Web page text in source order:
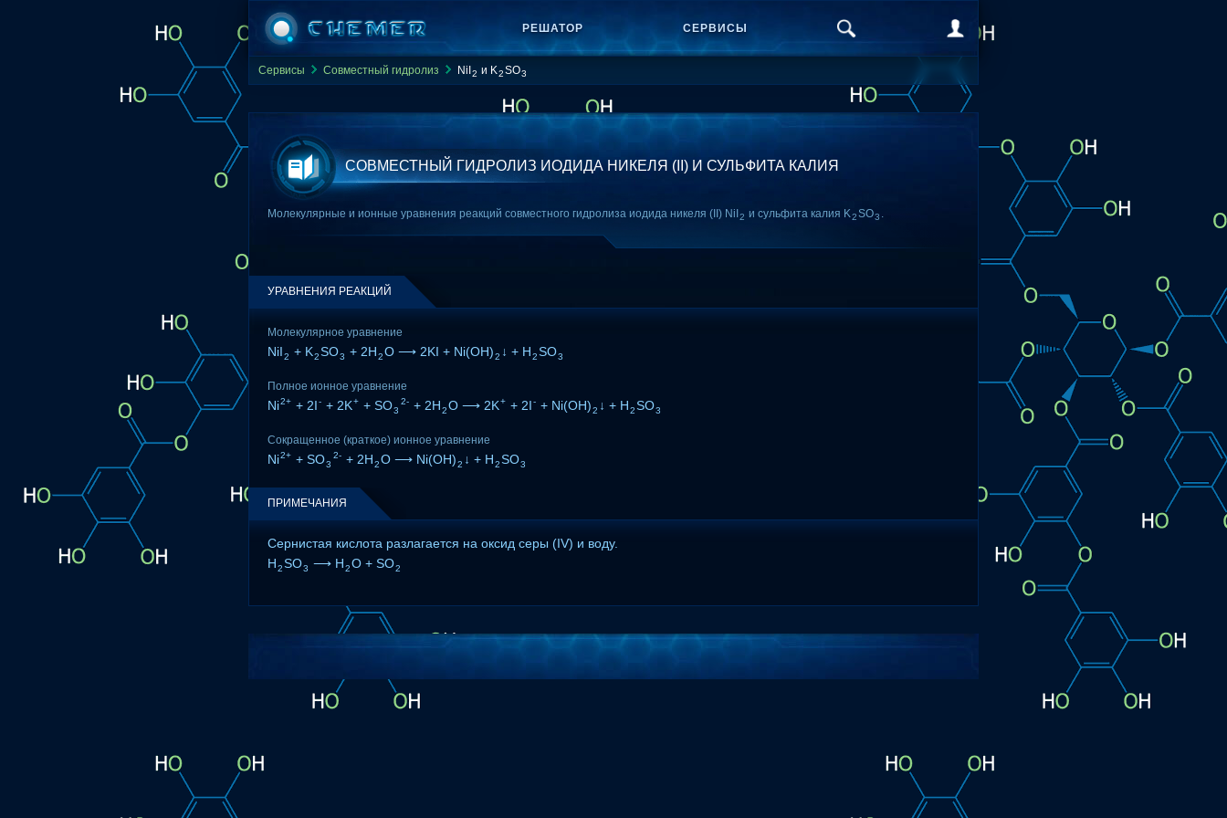
РЕШАТОР СЕРВИСЫ
Сервисы Совместный гидролиз NiI 2 и K2SO3
СОВМЕСТНЫЙ ГИДРОЛИЗ ИОДИДА НИКЕЛЯ (II) И СУЛЬФИТА КАЛИЯ
Молекулярные и ионные уравнения реакций совместного гидролиза иодида никеля (II) NiI 2 и сульфита калия K2SO3 .
УРАВНЕНИЯ РЕАКЦИЙ
Молекулярное уравнение
NiI2 + K2SO3 + 2H2O ⟶ 2KI + Ni(OH)2 ↓ + H2SO3
Полное ионное уравнение
Ni2+ + 2I- + 2K+ + SO3
2- + 2H2O ⟶ 2K+ + 2I- + Ni(OH)2 ↓ + H2SO3
Сокращенное (краткое) ионное уравнение
Ni2+ + SO3
2- + 2H2O ⟶ Ni(OH)2 ↓ + H2SO3
ПРИМЕЧАНИЯ
Сернистая кислота разлагается на оксид серы (IV) и воду.
H2SO3 ⟶ H2O + SO2